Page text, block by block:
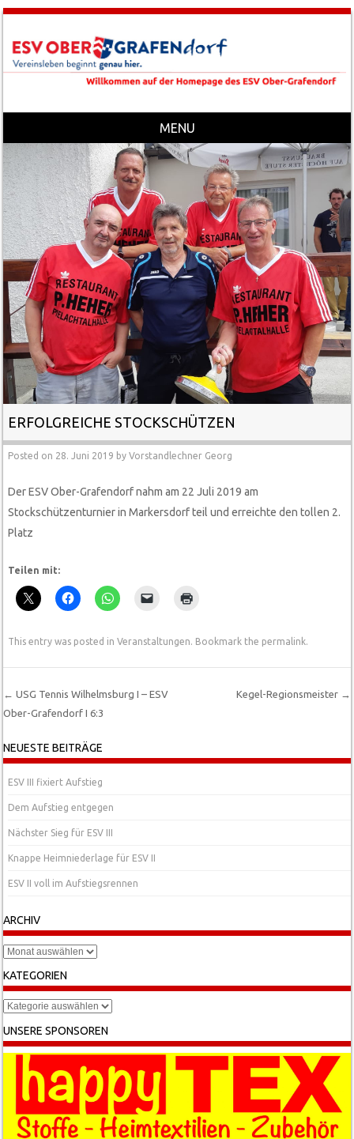
MENU
Skip to content
ERFOLGREICHE STOCKSCHÜTZEN
Posted on 28. Juni 2019 byVorstandlechner Georg
Der ESV Ober-Grafendorf nahm am 22 Juli 2019 am
Stockschützenturnier in Markersdorf teil und erreichte den tollen 2.
Platz
Teilen mit:
This entry was posted inVeranstaltungen. Bookmark the permalink.
Post navigation
← USG Tennis Wilhelmsburg I – ESV
Ober-Grafendorf I 6:3
Kegel-Regionsmeister →
NEUESTE BEITRÄGE
ESV III fixiert Aufstieg
Dem Aufstieg entgegen
Nächster Sieg für ESV III
Knappe Heimniederlage für ESV II
ESV II voll im Aufstiegsrennen
ARCHIV
Archiv
KATEGORIEN
Kategorien
UNSERE SPONSOREN